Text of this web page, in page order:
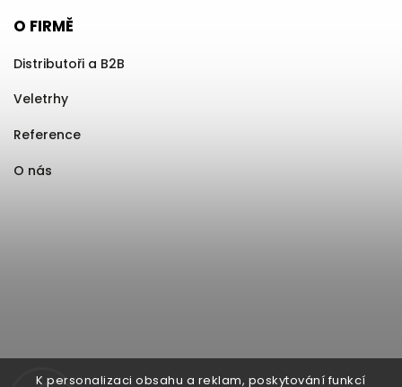
K personalizaci obsahu a reklam, poskytování funkcí
O FIRMĚ
Distributoři a B2B
Veletrhy
Reference
O nás